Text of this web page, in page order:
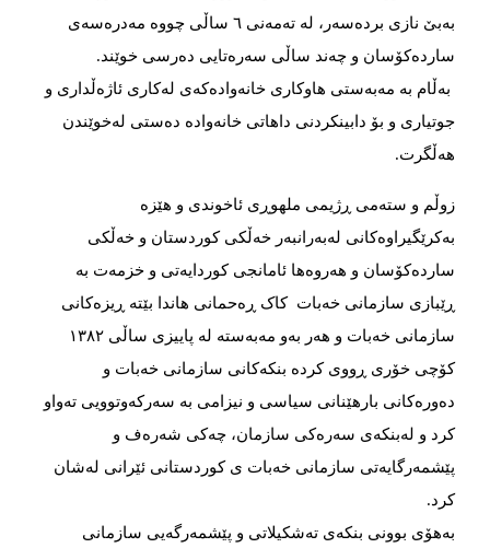
بەبێ‌ نازی بردەسەر، لە تەمەنی ٦ ساڵی چووە مەدرەسەی
ساردەكۆسان و چەند ساڵی سەرەتایی دەرسی خوێند.
بەڵام بە مەبەستی هاوكاری خانەوادەكەی لەكاری ئاژەڵداری و
جوتیاری و بۆ دابینكردنی داهاتی خانەوادە دەستی لەخوێندن
هەڵگرت.
زوڵم و ستەمی ڕژیمی ملهوڕی ئاخوندی و هێزە
بەكرێگیراوەكانی لەبەرانبەر خەڵكی كوردستان و خەڵكی
ساردەكۆسان و هەروەها ئامانجی كوردایەتی و خزمەت بە
ڕێبازی سازمانی خەبات كاک ڕەحمانی هاندا بێتە ڕیزەكانی
سازمانی خەبات و هەر بەو مەبەستە لە پاییزی ساڵی ١٣٨٢
كۆچی خۆری ڕووی كردە بنكەكانی سازمانی خەبات و
دەورەكانی بارهێنانی سیاسی و نیزامی بە سەركەوتوویی تەواو
كرد و لەبنكەی سەرەكی سازمان، چەكی شەرەف و
پێشمەرگایەتی سازمانی خەبات ی كوردستانی ئێرانی لەشان
كرد.
بەهۆی بوونی بنكەی تەشكیلاتی و پێشمەرگەیی سازمانی